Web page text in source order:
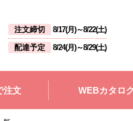
注文締切 8/17(月)～8/22(土)
配達予定
8/24(月)～8/29(土)
注文 WEBカタロ